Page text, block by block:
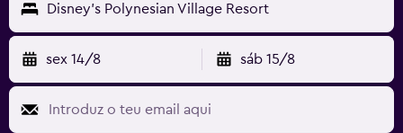
Disney's Polynesian Village Resort
sex 14/8 sáb 15/8